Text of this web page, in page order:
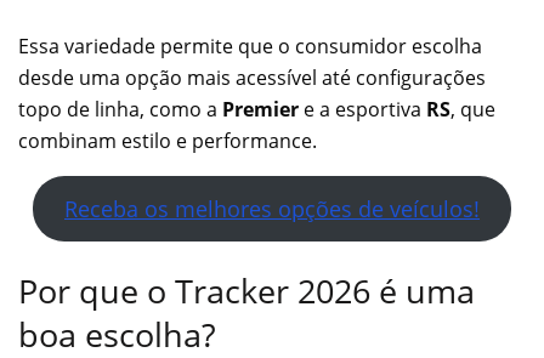
Essa variedade permite que o consumidor escolha
desde uma opção mais acessível até configurações
topo de linha, como a Premier e a esportiva RS, que
combinam estilo e performance.
Receba os melhores opções de veículos!
Por que o Tracker 2026 é uma
boa escolha?